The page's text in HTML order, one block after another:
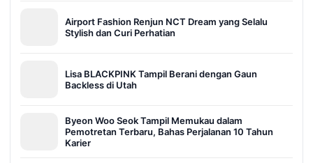
Airport Fashion Renjun NCT Dream yang Selalu
Stylish dan Curi Perhatian
Lisa BLACKPINK Tampil Berani dengan Gaun
Backless di Utah
Byeon Woo Seok Tampil Memukau dalam
Pemotretan Terbaru, Bahas Perjalanan 10 Tahun
Karier